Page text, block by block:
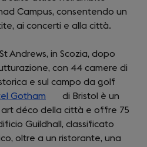
tab)
Campus, consentendo un
ai concerti e alla città.
Andrews, in Scozia, dopo
con 44 camere di
e sul campo da golf
Gotham (opens
in
a
new
di Bristol è un
déco della città e offre 75
Guildhall, classificato
oltre a un ristorante, una